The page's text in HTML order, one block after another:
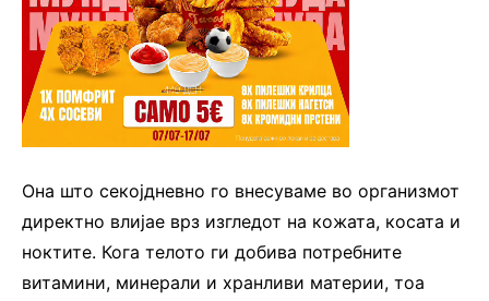
Она што секојдневно го внесуваме во организмот
директно влијае врз изгледот на кожата, косата и
ноктите. Кога телото ги добива потребните
витамини, минерали и хранливи материи, тоа